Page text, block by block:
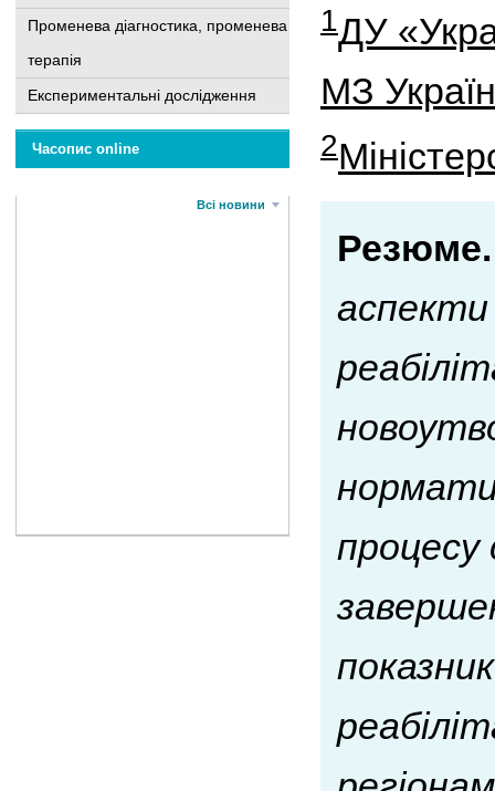
Променева діагностика, променева
терапія
Експериментальні дослідження
Часопис online
Всі новини
1ДУ
МЗ
2
Резюме.
процесу